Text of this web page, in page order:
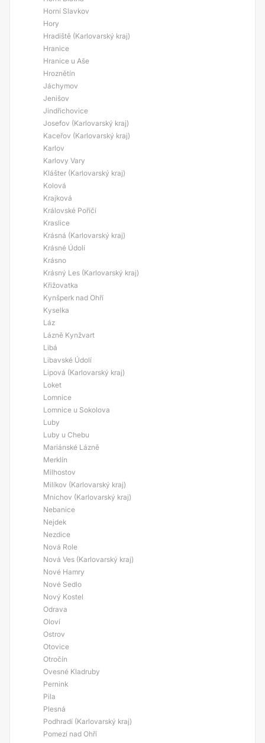
Horní Slavkov
Hory
Hradiště (Karlovarský kraj)
Hranice
Hranice u Aše
Hroznětín
Jáchymov
Jenišov
Jindřichovice
Josefov (Karlovarský kraj)
Kaceřov (Karlovarský kraj)
Karlov
Karlovy Vary
Klášter (Karlovarský kraj)
Kolová
Krajková
Královské Poříčí
Kraslice
Krásná (Karlovarský kraj)
Krásné Údolí
Krásno
Krásný Les (Karlovarský kraj)
Křižovatka
Kynšperk nad Ohří
Kyselka
Láz
Lázně Kynžvart
Libá
Libavské Údolí
Lipová (Karlovarský kraj)
Loket
Lomnice
Lomnice u Sokolova
Luby
Luby u Chebu
Mariánské Lázně
Merklín
Milhostov
Milíkov (Karlovarský kraj)
Mnichov (Karlovarský kraj)
Nebanice
Nejdek
Nezdice
Nová Role
Nová Ves (Karlovarský kraj)
Nové Hamry
Nové Sedlo
Nový Kostel
Odrava
Oloví
Ostrov
Otovice
Otročín
Ovesné Kladruby
Pernink
Pila
Plesná
Podhradí (Karlovarský kraj)
Pomezí nad Ohří